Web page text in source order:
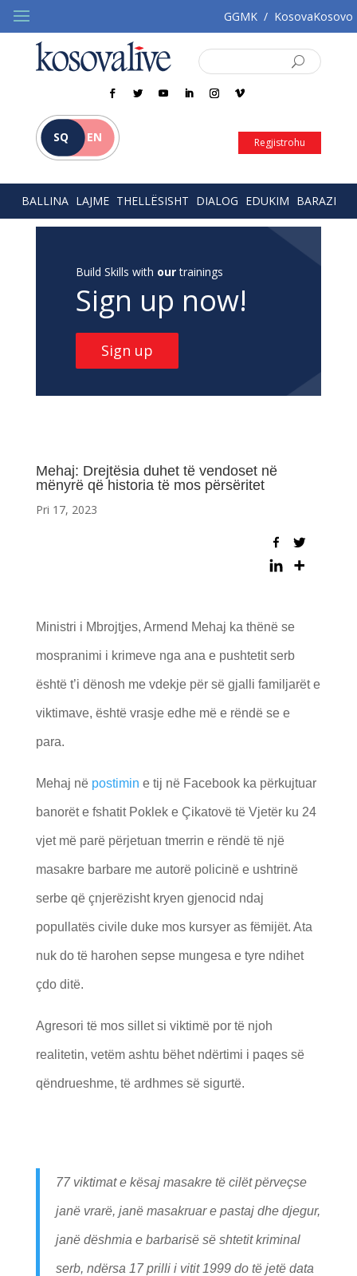
GGMK / KosovaKosovo
SQ EN Regjistrohu
BALLINA LAJME THELLËSISHT DIALOG EDUKIM BARAZI
Build Skills with ourtrainings
Sign up now!
Sign up
Mehaj: Drejtësia duhet të vendoset në
mënyrë që historia të mos përsëritet
Pri 17, 2023
Ministri i Mbrojtjes, Armend Mehaj ka thënë se
mospranimi i krimeve nga ana e pushtetit serb
është t’i dënosh me vdekje për së gjalli familjarët e
viktimave, është vrasje edhe më e rëndë se e
para.
Mehaj në postimin e tij në Facebook ka përkujtuar
banorët e fshatit Poklek e Çikatovë të Vjetër ku 24
vjet më parë përjetuan tmerrin e rëndë të një
masakre barbare me autorë policinë e ushtrinë
serbe që çnjerëzisht kryen gjenocid ndaj
popullatës civile duke mos kursyer as fëmijët. Ata
nuk do të harohen sepse mungesa e tyre ndihet
çdo ditë.
Agresori të mos sillet si viktimë por të njoh
realitetin, vetëm ashtu bëhet ndërtimi i paqes së
qëndrueshme, të ardhmes së sigurtë.
77 viktimat e kësaj masakre të cilët përveçse
janë vrarë, janë masakruar e pastaj dhe djegur,
janë dëshmia e barbarisë së shtetit kriminal
serb, ndërsa 17 prilli i vitit 1999 do të jetë data